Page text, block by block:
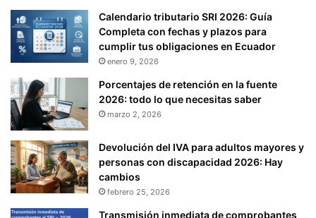
Calendario tributario SRI 2026: Guía
Completa con fechas y plazos para
cumplir tus obligaciones en Ecuador
enero 9, 2026
Porcentajes de retención en la fuente
2026: todo lo que necesitas saber
marzo 2, 2026
Devolución del IVA para adultos mayores y
personas con discapacidad 2026: Hay
cambios
febrero 25, 2026
Transmisión inmediata de comprobantes